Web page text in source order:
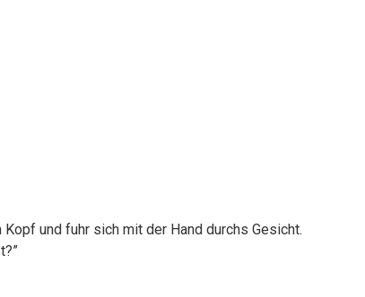
und fuhr sich mit der Hand durchs Gesicht.